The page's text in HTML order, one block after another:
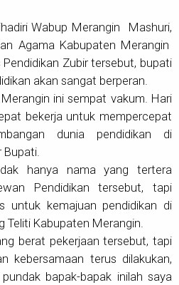
Wabup Merangin Mashuri,
Agama Kabupaten Merangin
Zubir tersebut, bupati
akan sangat berperan.
ini sempat vakum. Hari
bekerja untuk mempercepat
dunia pendidikan di
Bupati.
hanya nama yang tertera
Pendidikan tersebut, tapi
untuk kemajuan pendidikan di
Teliti Kabupaten Merangin.
berat pekerjaan tersebut, tapi
kebersamaan terus dilakukan,
bapak-bapak inilah saya